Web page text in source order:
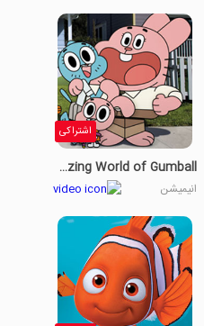
اشتراکی
The Amazing World of Gumball
انیمیشن